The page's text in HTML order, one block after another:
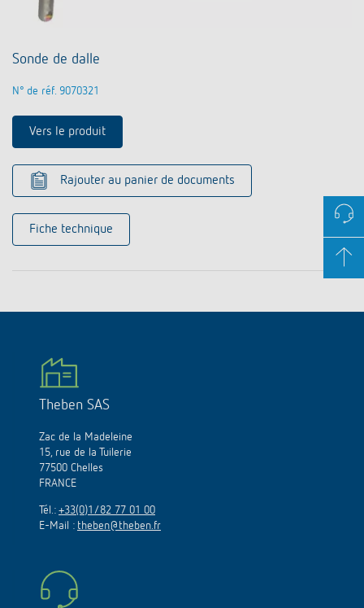
Sonde de dalle
N° de réf. 9070321
Vers le produit
Rajouter au panier de documents
Fiche technique
Theben SAS
Zac de la Madeleine
15, rue de la Tuilerie
77500 Chelles
FRANCE
Tél.: +33(0)1/82 77 01 00
E-Mail : theben@theben.fr